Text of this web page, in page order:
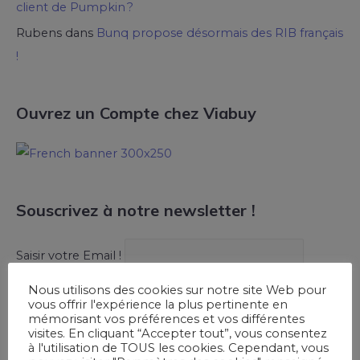
client de Pumpkin ?
Rubens dans Bunq propose désormais des RIB français
!
Ouvrez un Compte chez Viabuy
Souscrivez à notre newsletter !
Saisir votre Email !
Nous utilisons des cookies sur notre site Web pour
vous offrir l'expérience la plus pertinente en
mémorisant vos préférences et vos différentes
visites. En cliquant “Accepter tout”, vous consentez
à l'utilisation de TOUS les cookies. Cependant, vous